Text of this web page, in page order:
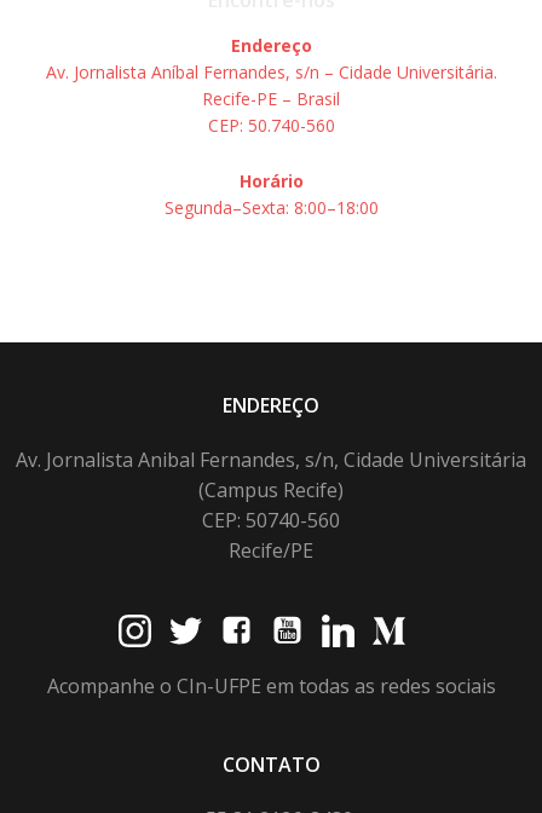
Endereço
Av. Jornalista Aníbal Fernandes, s/n – Cidade Universitária.
Recife-PE – Brasil
CEP: 50.740-560
Horário
Segunda–Sexta: 8:00–18:00
ENDEREÇO
Av. Jornalista Anibal Fernandes, s/n, Cidade Universitária
(Campus Recife)
CEP: 50740-560
Recife/PE
Acompanhe o CIn-UFPE em todas as redes sociais
CONTATO